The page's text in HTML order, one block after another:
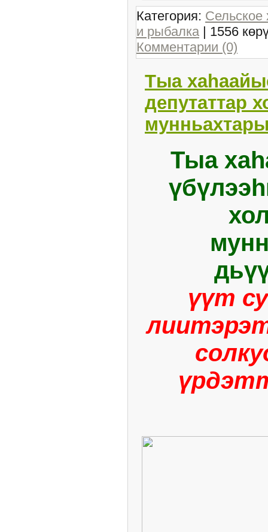
Категория: Сельское
и рыбалка | 1556
Комментарии (0)
Тыа
депутаттар
Тыа
үүт